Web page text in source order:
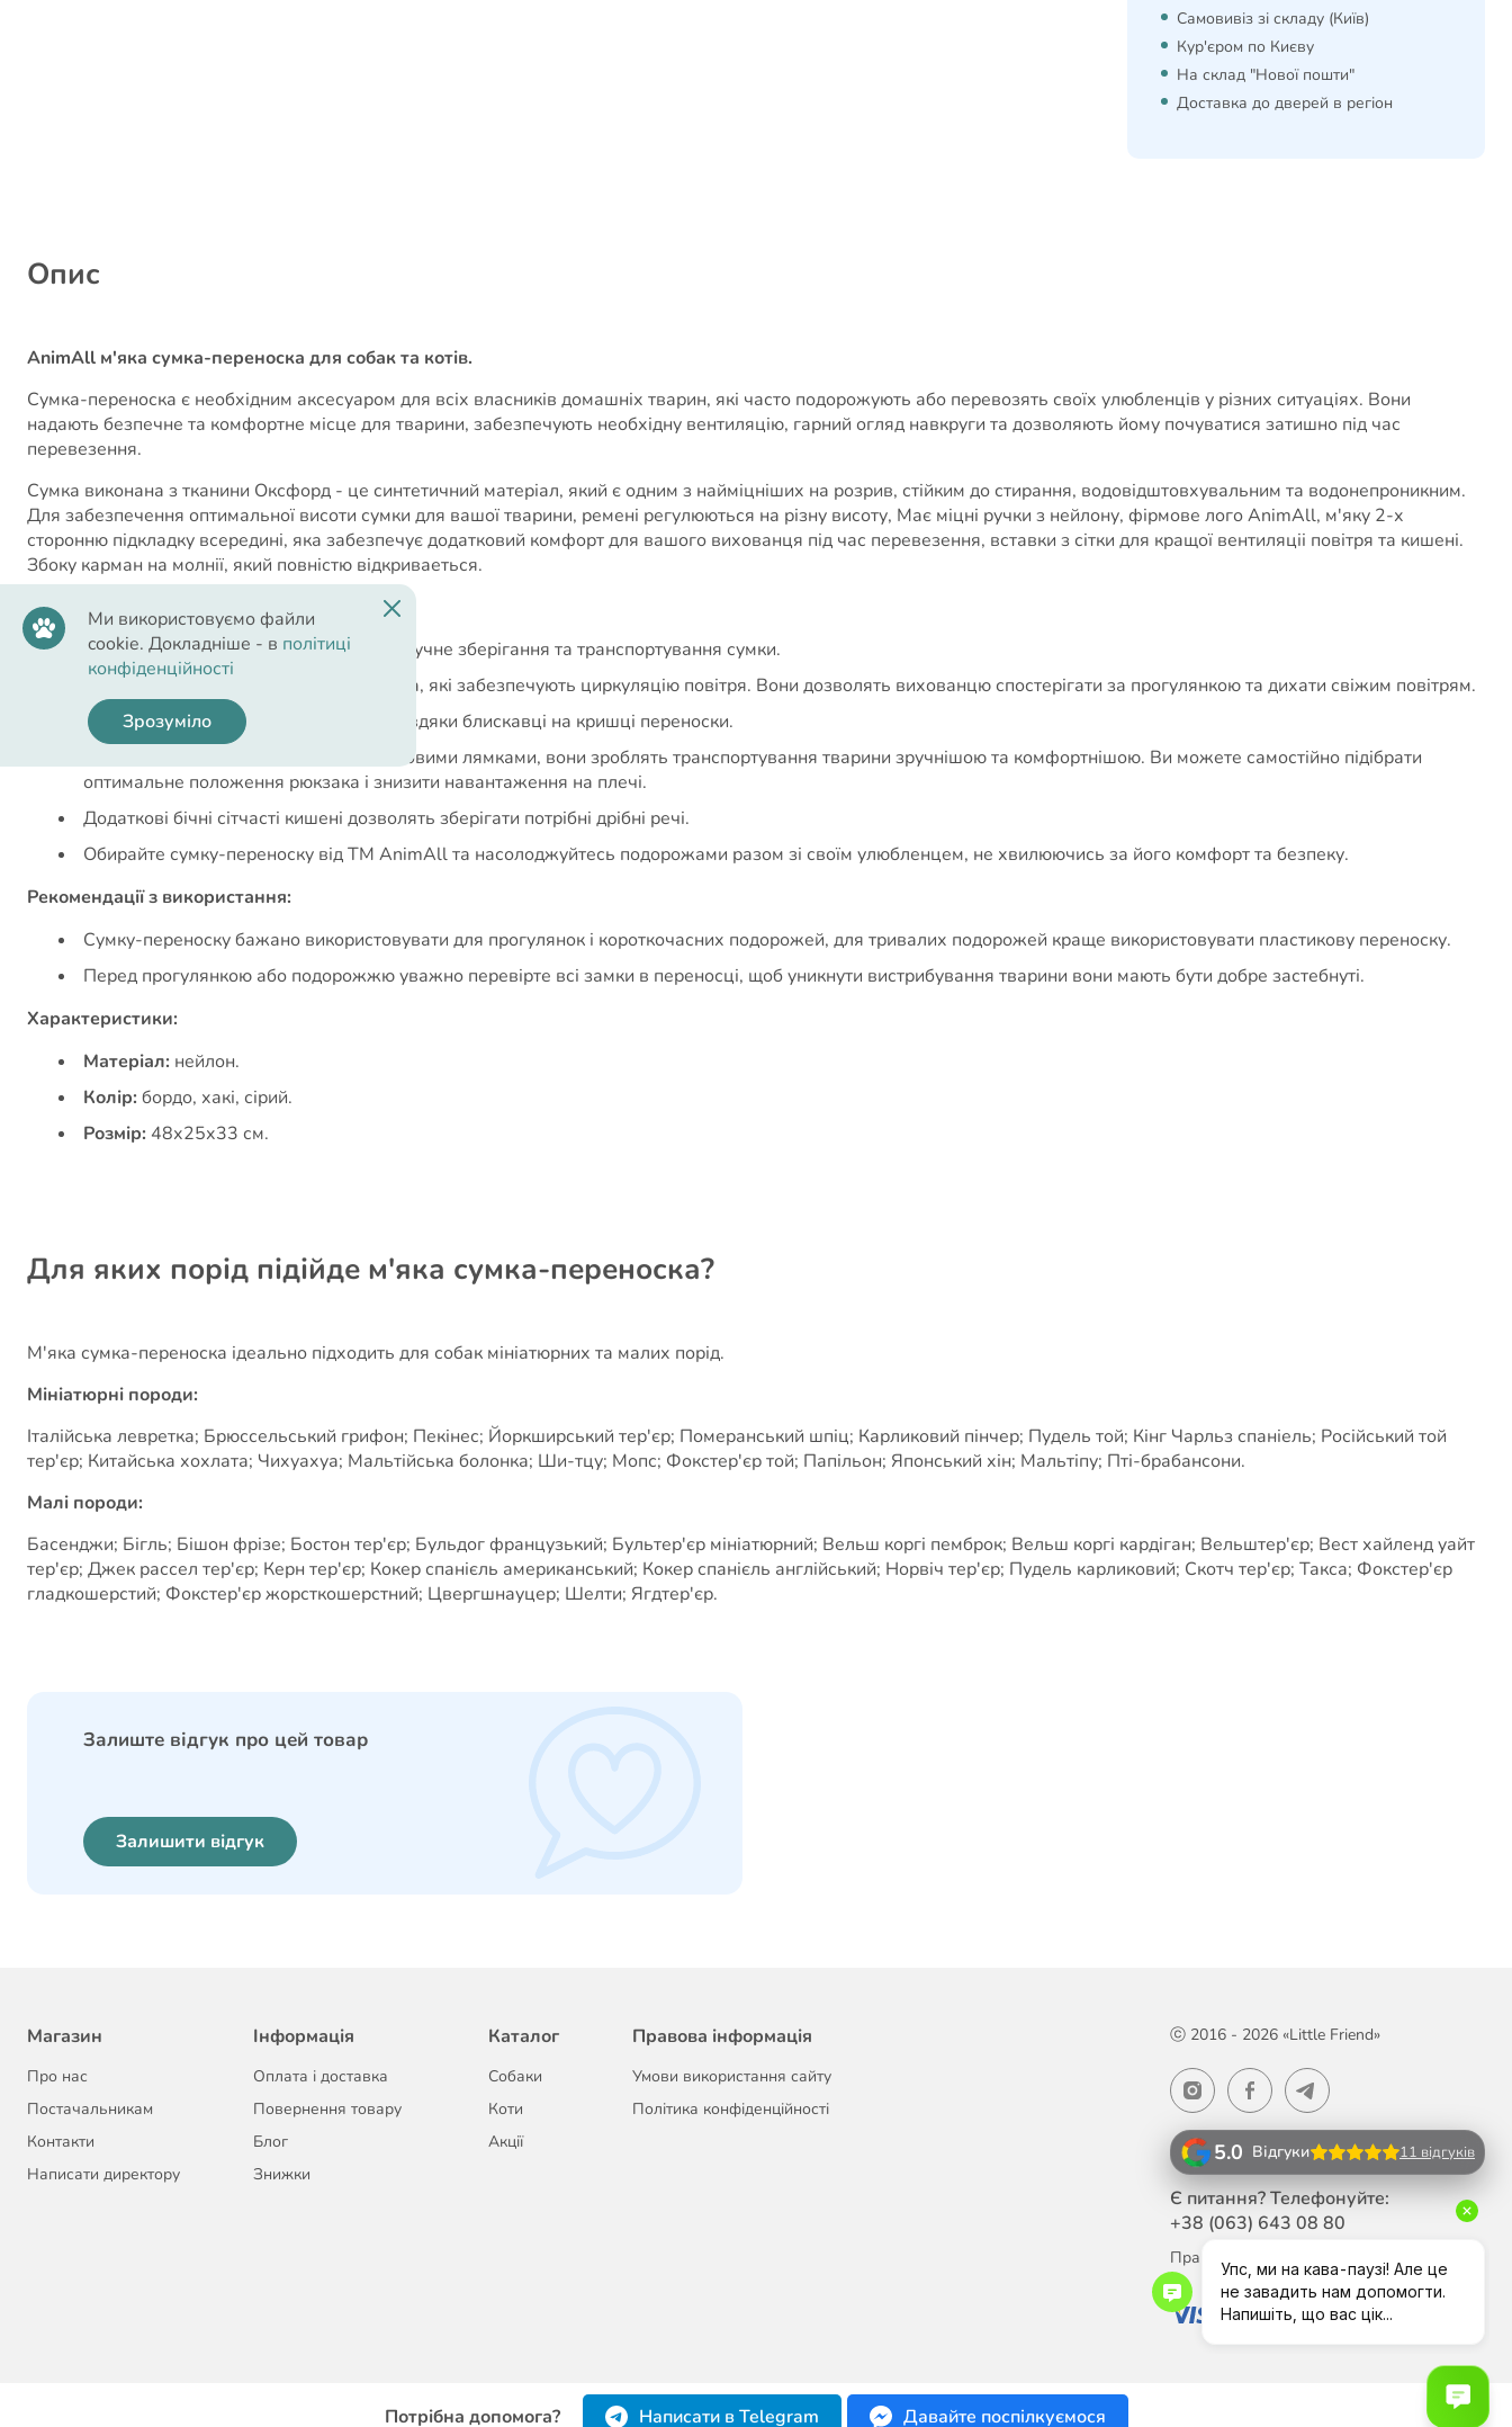
Самовивіз зі складу (Київ)
Кур'єром по Києву
На склад "Нової пошти"
Доставка до дверей в регіон
Опис
AnimAll м'яка сумка-переноска для собак та котів.
Сумка-переноска є необхідним аксесуаром для всіх власників домашніх тварин, які часто подорожують або перевозять своїх улюбленців у різних ситуаціях. Вони
надають безпечне та комфортне місце для тварини, забезпечують необхідну вентиляцію, гарний огляд навкруги та дозволяють йому почуватися затишно під час
перевезення.
Сумка виконана з тканини Оксфорд - це синтетичний матеріал, який є одним з найміцніших на розрив, стійким до стирання, водовідштовхувальним та водонепроникним.
Для забезпечення оптимальної висоти сумки для вашої тварини, ремені регулюються на різну висоту, Має міцні ручки з нейлону, фірмове лого AnimAll, м'яку 2-х
сторонню підкладку всередині, яка забезпечує додатковий комфорт для вашого вихованця під час перевезення, вставки з сітки для кращої вентиляціі повітря та кишені.
Збоку карман на молнії, який повністю відкриваеться.
Переваги:
М'який та легкий каркас забезпечує зручне зберігання та транспортування сумки.
Сумка має вгорі та з боків сітчасті вікна, які забезпечують циркуляцію повітря. Вони дозволять вихованцю спостерігати за прогулянкою та дихати свіжим повітрям.
Легкий доступ до тварин можливий завдяки блискавці на кришці переноски.
Сумка оснащена регульованими плечовими лямками, вони зроблять транспортування тварини зручнішою та комфортнішою. Ви можете самостійно підібрати
оптимальне положення рюкзака і знизити навантаження на плечі.
Додаткові бічні сітчасті кишені дозволять зберігати потрібні дрібні речі.
Обирайте сумку-переноску від ТМ AnimAll та насолоджуйтесь подорожами разом зі своїм улюбленцем, не хвилюючись за його комфорт та безпеку.
Рекомендації з використання:
Сумку-переноску бажано використовувати для прогулянок і короткочасних подорожей, для тривалих подорожей краще використовувати пластикову переноску.
Перед прогулянкою або подорожжю уважно перевірте всі замки в переносці, щоб уникнути вистрибування тварини вони мають бути добре застебнуті.
Характеристики:
Матеріал: нейлон.
Колір: бордо, хакі, сірий.
Розмір: 48х25х33 см.
Для яких порід підійде м'яка сумка-переноска?
М'яка сумка-переноска ідеально підходить для собак мініатюрних та малих порід.
Мініатюрні породи:
Італійська левретка; Брюссельський грифон; Пекінес; Йоркширський тер'єр; Померанський шпіц; Карликовий пінчер; Пудель той; Кінг Чарльз спаніель; Російський той
тер'єр; Китайська хохлата; Чихуахуа; Мальтійська болонка; Ши-тцу; Мопс; Фокстер'єр той; Папільон; Японський хін; Мальтіпу; Пті-брабансони.
Малі породи:
Басенджи; Бігль; Бішон фрізе; Бостон тер'єр; Бульдог французький; Бультер'єр мініатюрний; Вельш коргі пемброк; Вельш коргі кардіган; Вельштер'єр; Вест хайленд уайт
тер'єр; Джек рассел тер'єр; Керн тер'єр; Кокер спанієль американський; Кокер спанієль англійський; Норвіч тер'єр; Пудель карликовий; Скотч тер'єр; Такса; Фокстер'єр
гладкошерстий; Фокстер'єр жорсткошерстний; Цвергшнауцер; Шелти; Ягдтер'єр.
Залиште відгук про цей товар
Залишити відгук
Магазин
Про нас
Постачальникам
Контакти
Написати директору
Інформація
Оплата і доставка
Повернення товару
Блог
Знижки
Каталог
Собаки
Коти
Акції
Правова інформація
Умови використання сайту
Політика конфіденційності
ⓒ 2016 - 2026 «Little Friend»
5.0 Відгуки 11 відгуків
Є питання? Телефонуйте:
+38 (063) 643 08 80
Працюємо Пн-Пт з 10:00 до 18:00
Потрібна допомога? Написати в Telegram Давайте поспілкуємося
Ми використовуємо файли
cookie. Докладніше - в політиці
конфіденційності
Зрозуміло